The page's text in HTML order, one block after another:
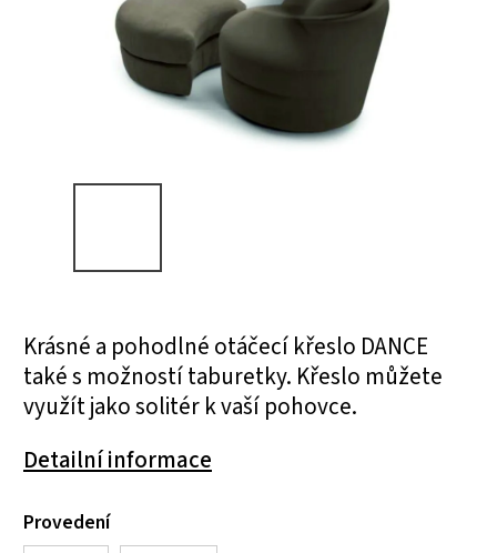
Krásné a pohodlné otáčecí křeslo DANCE
také s možností taburetky. Křeslo můžete
využít jako solitér k vaší pohovce.
Detailní informace
Provedení